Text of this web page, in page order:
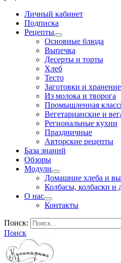
Личный кабинет
Подписка
Рецепты
Основные блюда
Выпечка
Десерты и торты
Хлеб
Тесто
Заготовки и хранение
Из молока и творога
Промышленная
Вегетарианские и
Региональные кухни
Праздничные
Авторские рецепты
База знаний
Обзоры
Модули
Домашние хлеба и
Колбасы, колбаски и
О нас
Контакты
Поиск:
Поиск